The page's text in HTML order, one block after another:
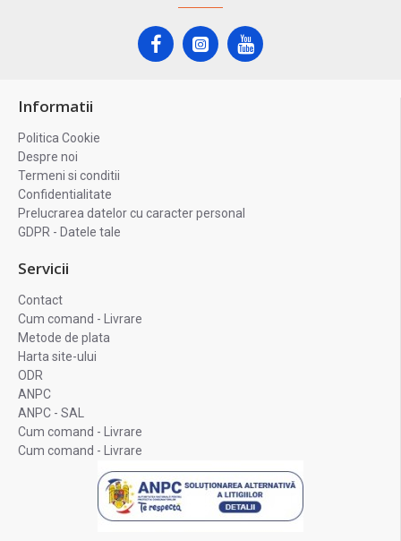
Informatii
Politica Cookie
Despre noi
Termeni si conditii
Confidentialitate
Prelucrarea datelor cu caracter personal
GDPR - Datele tale
Servicii
Contact
Cum comand - Livrare
Metode de plata
Harta site-ului
ODR
ANPC
ANPC - SAL
Cum comand - Livrare
Cum comand - Livrare